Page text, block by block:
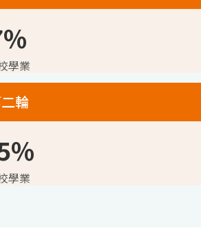
學業
輪
學業